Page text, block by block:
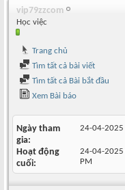
vip79zzcom
Học việc
Trang chủ
Tìm tất cả bài viết
Tìm tất cả Bài bắt đầu
Xem Bài báo
Ngày tham
gia
24-04-2025
Hoạt động
cuối
24-04-2025
PM